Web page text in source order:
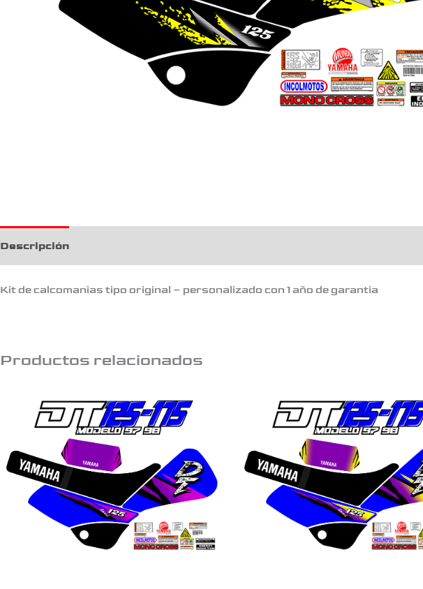
Descripción
Kit de calcomanias tipo original – personalizado con 1 año de garantia
Productos relacionados